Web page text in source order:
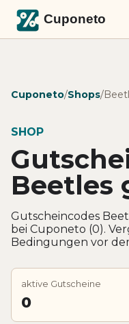
Cuponeto/Shops/
SHOP
Beetles
Gutscheincodes
bei Cuponeto (0).
Bedingungen vor
aktive Gutscheine
0